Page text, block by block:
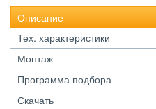
Описание
Тех. характеристики
Монтаж
Программа подбора
Скачать